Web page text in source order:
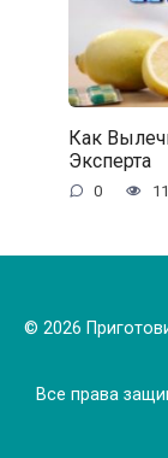
Как
Эксперта
0 11
© 2026
Все права